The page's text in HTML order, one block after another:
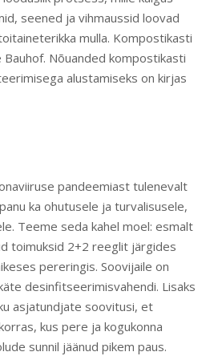
seened ja vihmaussid loovad
mulla. Kompostikasti
Nõuanded kompostikasti
alustamiseks on kirjas
pandeemiast tulenevalt
ka ohutusele ja turvalisusele,
Teeme seda kahel moel: esmalt
toimuksid 2+2 reeglit järgides
pereringis. Soovijaile on
desinfitseerimisvahendi. Lisaks
asjatundjate soovitusi, et
kus pere ja kogukonna
sunnil jäänud pikem paus.